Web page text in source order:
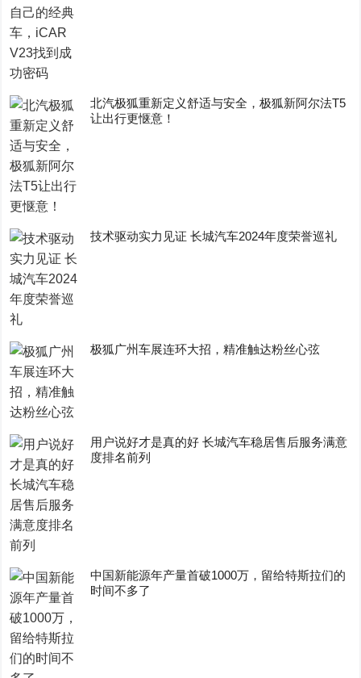
​北汽极狐重新定义舒适与安全，极狐新阿尔法T5
让出行更惬意！
技术驱动实力见证 长城汽车2024年度荣誉巡礼
极狐广州车展连环大招，精准触达粉丝心弦
用户说好才是真的好 长城汽车稳居售后服务满意
度排名前列
中国新能源年产量首破1000万，留给特斯拉们的
时间不多了